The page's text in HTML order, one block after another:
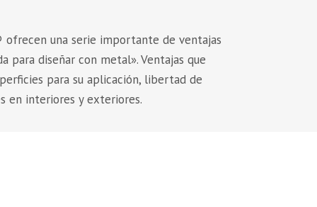
una serie importante de ventajas
para diseñar con metal». Ventajas que
para su aplicación, libertad de
en interiores y exteriores.